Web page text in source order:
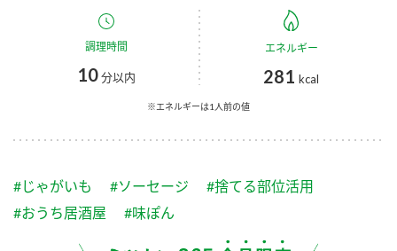
スープ
かおりの蔵
納豆のサイト
PIN印
三ツ判山吹
企業理念
ミツカンを知る
環境への取り組み
ZENB initiative
お客様相談センター
お客様の声をいかしました
調理時間
10分以内
エネルギー
281 kcal
※エネルギーは1人前の値
#じゃがいも #ソーセージ
#捨てる部位活用
#おうち居酒屋
#味ぽん